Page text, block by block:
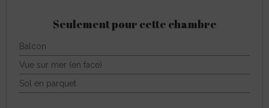
Seulement pour cette chambre
Balcon
Vue sur mer (en face)
Sol en parquet